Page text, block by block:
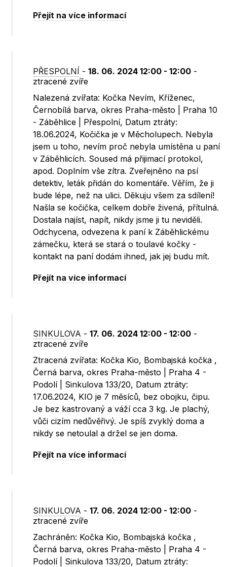
Přejít na více informací
PŘESPOLNÍ -18. 06. 2024 12:00 - 12:00 -
ztracené zvíře
Nalezená zvířata: Kočka Nevím, Kříženec,
Černobílá barva, okres Praha-město | Praha 10
- Záběhlice | Přespolní, Datum ztráty:
18.06.2024, Kočička je v Měcholupech. Nebyla
jsem u toho, nevím proč nebyla umístěna u paní
v Záběhlicích. Soused má přijimací protokol,
apod. Doplním vše zítra. Zveřejněno na psí
detektiv, leták přidán do komentáře. Věřím, že ji
bude lépe, než na ulici. Děkuju všem za sdílení!
Našla se kočička, celkem dobře živená, přítulná.
Dostala najíst, napít, nikdy jsme ji tu neviděli.
Odchycena, odvezena k paní k Záběhlickému
zámečku, která se stará o toulavé kočky -
kontakt na paní dodám ihned, jak jej budu mít.
Přejít na více informací
SINKULOVA -17. 06. 2024 12:00 - 12:00 -
ztracené zvíře
Ztracená zvířata: Kočka Kio, Bombajská kočka ,
Černá barva, okres Praha-město | Praha 4 -
Podolí | Sinkulova 133/20, Datum ztráty:
17.06.2024, KIO je 7 měsíců, bez obojku, čipu.
Je bez kastrovaný a váží cca 3 kg. Je plachý,
vůči cizím nedůvěřivý. Je spíš zvyklý doma a
nikdy se netoulal a držel se jen doma.
Přejít na více informací
SINKULOVA -17. 06. 2024 12:00 - 12:00 -
ztracené zvíře
Zachráněn: Kočka Kio, Bombajská kočka ,
Černá barva, okres Praha-město | Praha 4 -
Podolí | Sinkulova 133/20, Datum ztráty: